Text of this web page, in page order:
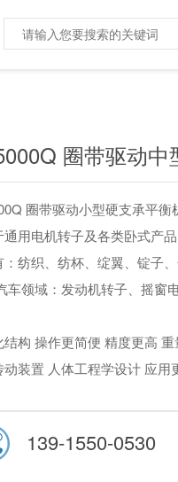
圈带驱动
圈带驱动小型硬支承平衡
通用电机转子及各类卧式产
：纺织、纺杯、绽翼、锭子
车领域：发动机转子、摇窗
结构 操作更简便 精度更高
动装置 人体工程学设计 应用
：通用性强，调节方便；
139-1550-0530